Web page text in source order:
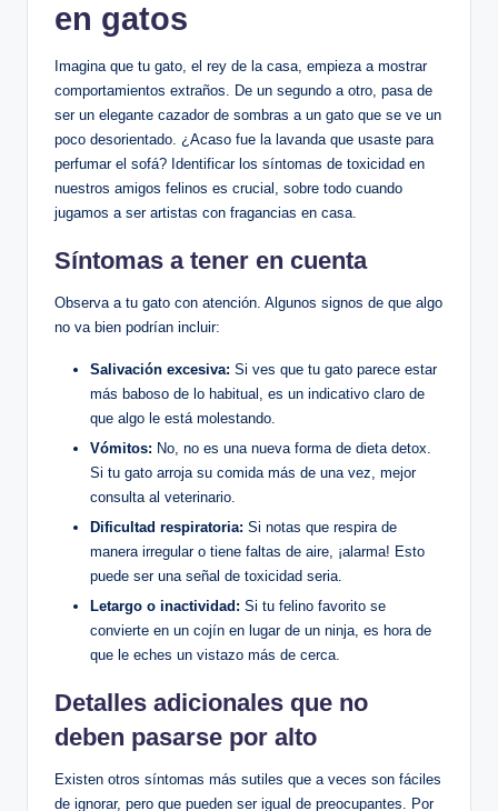
en gatos
Imagina que tu gato, el rey de la casa, empieza a mostrar
comportamientos extraños. De un segundo a otro, pasa de
ser un elegante cazador de sombras a un gato que se ve un
poco desorientado. ¿Acaso fue la lavanda que usaste para
perfumar el sofá? Identificar los síntomas de toxicidad en
nuestros amigos felinos es crucial, sobre todo cuando
jugamos a ser artistas con fragancias en casa.
Síntomas a tener en cuenta
Observa a tu gato con atención. Algunos signos de que algo
no va bien podrían incluir:
Salivación excesiva: Si ves que tu gato parece estar
más baboso de lo habitual, es un indicativo claro de
que algo le está molestando.
Vómitos: No, no es una nueva forma de dieta detox.
Si tu gato arroja su comida más de una vez, mejor
consulta al veterinario.
Dificultad respiratoria: Si notas que respira de
manera irregular o tiene faltas de aire, ¡alarma! Esto
puede ser una señal de toxicidad seria.
Letargo o inactividad: Si tu felino favorito se
convierte en un cojín en lugar de un ninja, es hora de
que le eches un vistazo más de cerca.
Detalles adicionales que no
deben pasarse por alto
Existen otros síntomas más sutiles que a veces son fáciles
de ignorar, pero que pueden ser igual de preocupantes. Por